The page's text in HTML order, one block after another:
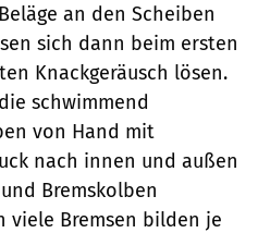
an den Scheiben
sich dann beim ersten
Knackgeräusch lösen.
schwimmend
von Hand mit
nach innen und außen
Brems­kolben
viele Bremsen bilden je